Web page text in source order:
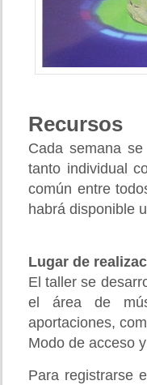
Recursos
Cada semana
tanto individual
común entre
habrá disponible
Lugar de
El taller se
el área de
aportaciones,
Modo de acceso
Para registrarse